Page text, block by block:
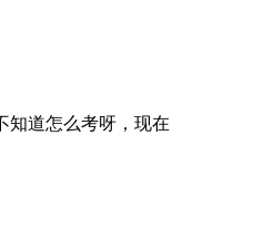
知道怎么考呀，现在